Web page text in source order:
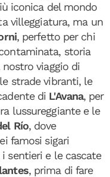
iconica del mondo
villeggiatura, ma un
, perfetto per chi
storia
viaggio di
strade vibranti, le
di L'Avana, per
lussureggiante e le
Río, dove
famosi sigari
sentieri e le cascate
, prima di fare